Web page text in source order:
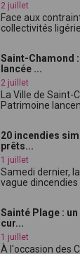
2 juillet
Face aux
collectivités
Saint-Chamond
lancée ...
2 juillet
La Ville de
Patrimoine
20 incendies
prêts...
1 juillet
Samedi dernier,
vague dincendies
Sainté Plage :
cur...
1 juillet
À l'occasion des